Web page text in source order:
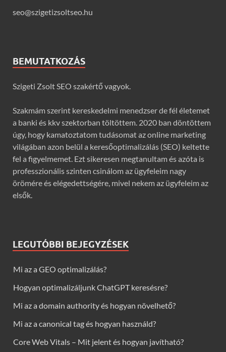
seo@szigetizsoltseo.hu
BEMUTATKOZÁS
Szigeti Zsolt SEO szakértő vagyok.
Szakmám szerint kereskedelmi menedzser de fél életemet
a banki és kkv szektorban töltöttem. 2020 ban döntöttem
úgy, hogy kamatoztatom tudásomat az online marketing
világában azon belül a keresőoptimalizálás (SEO) keltette
fel a figyelmemet. Ezt sikeresen megtanultam és azóta is
professzionális szinten csinálom az ügyfeleim nagy
örömére és elégedettségére, mivel nekem az ügyfeleim az
elsők.
LEGUTÓBBI BEJEGYZÉSEK
Mi az a GEO optimalizálás?
Hogyan optimalizáljunk ChatGPT keresésre?
Mi az a domain authority és hogyan növelhető?
Mi az a canonical tag és hogyan használd?
Core Web Vitals – Mit jelent és hogyan javítható?